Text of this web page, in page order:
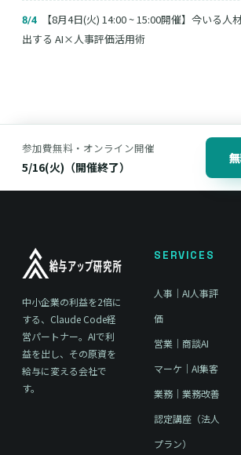
8/4
【8月4日(火) 14:00 ~ 15:00開催】今いる人
出する AI×人事評価活用術
参加費無料・オンライン開催
5/16(火)（開催終了）
中小企業の利益を2倍に
する、Claude Code経
営パートナー。AIで利
益を出し、その原資を
給与に変える会社で
す。
SERVICES
人事｜AI人事評
価
営業｜商談AI
マーケ｜AI集客
業務｜業務改善
認定講座（法人
プラン）